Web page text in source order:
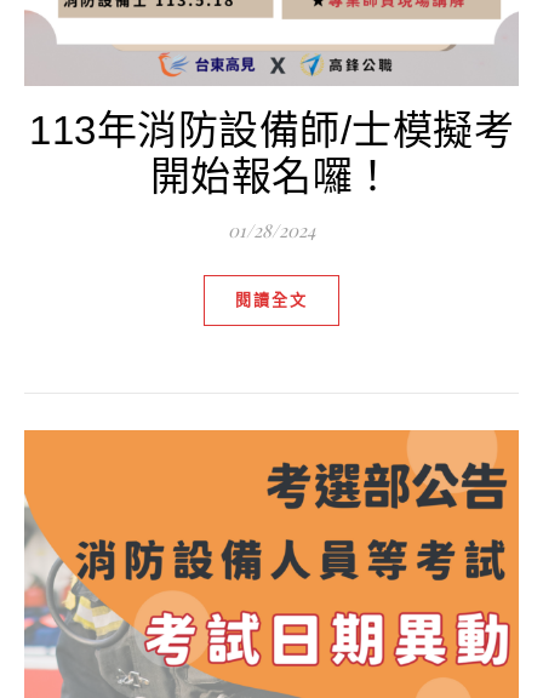
113年消防設備師/士模擬考
開始報名囉！
01/28/2024
閱讀全文